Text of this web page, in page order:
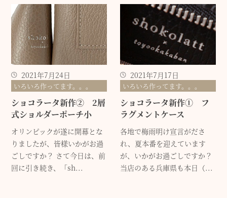
2021年7月24日
いろいろ作ってます。。。
ショコラータ新作② 2層
式ショルダーポーチ小
オリンピックが遂に開幕とな
りましたが、皆様いかがお過
ごしですか？ さて今日は、前
回に引き続き、「sh...
2021年7月17日
いろいろ作ってます。。。
ショコラータ新作① フ
ラグメントケース
各地で梅雨明け宣言がださ
れ、夏本番を迎えています
が、いかがお過ごしですか？
当店のある兵庫県も本日（...